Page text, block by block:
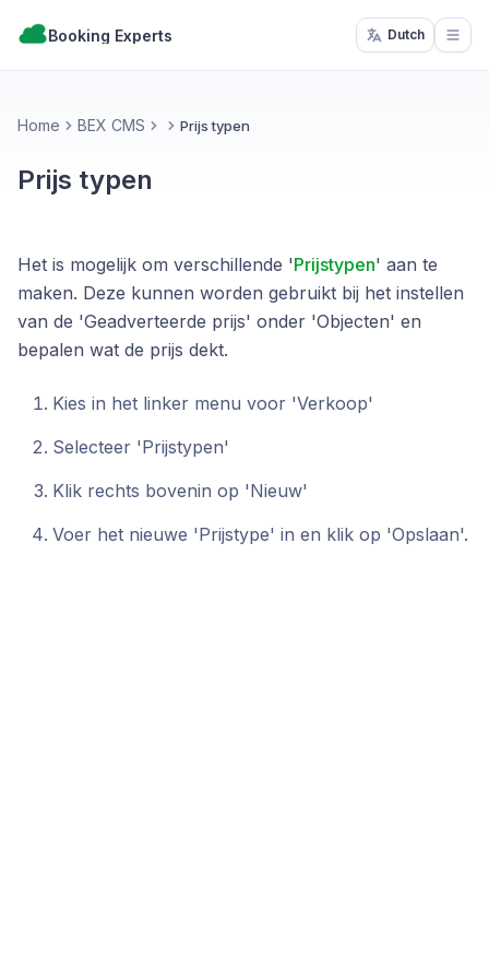
Booking Experts Dutch
Home BEX CMS Prijs typen
Prijs typen
Het is mogelijk om verschillende 'Prijstypen' aan te
maken. Deze kunnen worden gebruikt bij het instellen
van de 'Geadverteerde prijs' onder 'Objecten' en
bepalen wat de prijs dekt.
Kies in het linker menu voor 'Verkoop'
Selecteer 'Prijstypen'
Klik rechts bovenin op 'Nieuw'
Voer het nieuwe 'Prijstype' in en klik op 'Opslaan'.